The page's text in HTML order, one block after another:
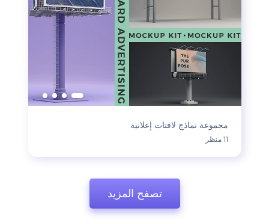
مجموعة نماذج لافتات إعلانية
11 منظر
تصفح المزيد